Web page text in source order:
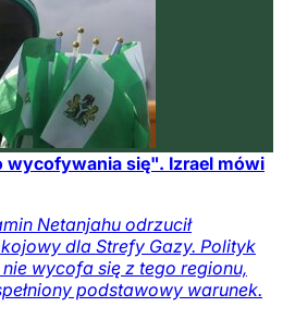
wycofywania się". Izrael mówi
Netanjahu odrzucił
dla Strefy Gazy. Polityk
wycofa się z tego regionu,
podstawowy warunek.